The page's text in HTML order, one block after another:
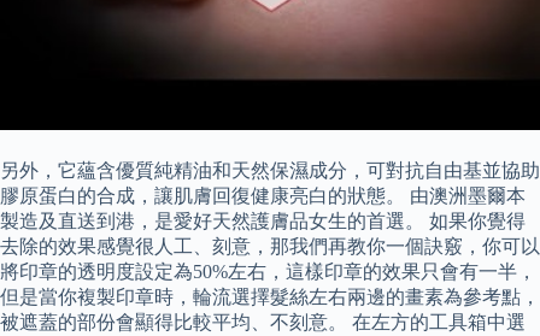
另外，它蘊含優質純精油和天然保濕成分，可對抗自由基並協助
膠原蛋白的合成，讓肌膚回復健康亮白的狀態。 由澳洲墨爾本
製造及直送到港，是愛好天然護膚品女生的首選。 如果你覺得
去除的效果感覺很人工、刻意，那我們再教你一個訣竅，你可以
將印章的透明度設定為50%左右，這樣印章的效果只會有一半，
但是當你複製印章時，輪流選擇髮絲左右兩邊的畫素為參考點，
被遮蓋的部份會顯得比較平均、不刻意。 在左方的工具箱中選